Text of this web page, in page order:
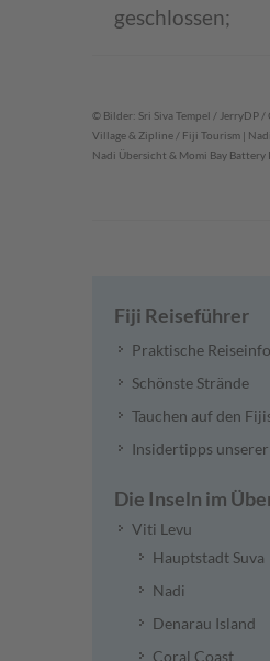
geschlossen;
© Bilder: Sri Siva Tempel / JerryDP /
Village & Zipline / Fiji Tourism |
Nadi Übersicht & Momi Bay Battery
Fiji Reiseführer
Praktische
Schönste Strände
Tauchen auf den
Insidertipps
Die Inseln im
Viti Levu
Hauptstadt Suva
Nadi
Denarau Island
Coral Coast